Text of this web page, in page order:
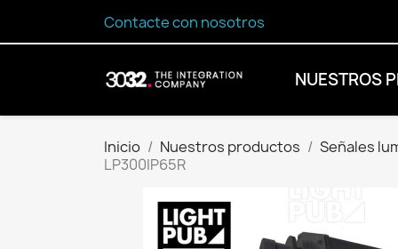
Contacte con nosotros
NUESTROS
Inicio Nuestros productos
Señales
LP300IP65R